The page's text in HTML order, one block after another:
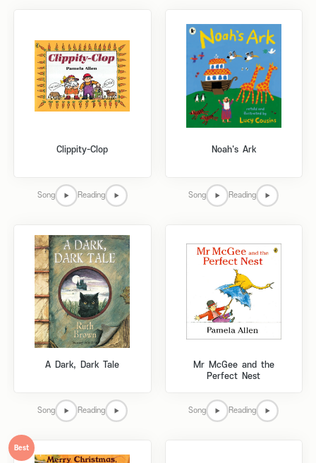
Clippity-Clop
Song Reading
Noah's Ark
Song Reading
A Dark, Dark Tale
Song Reading
Mr McGee and the
Perfect Nest
Song Reading
Best